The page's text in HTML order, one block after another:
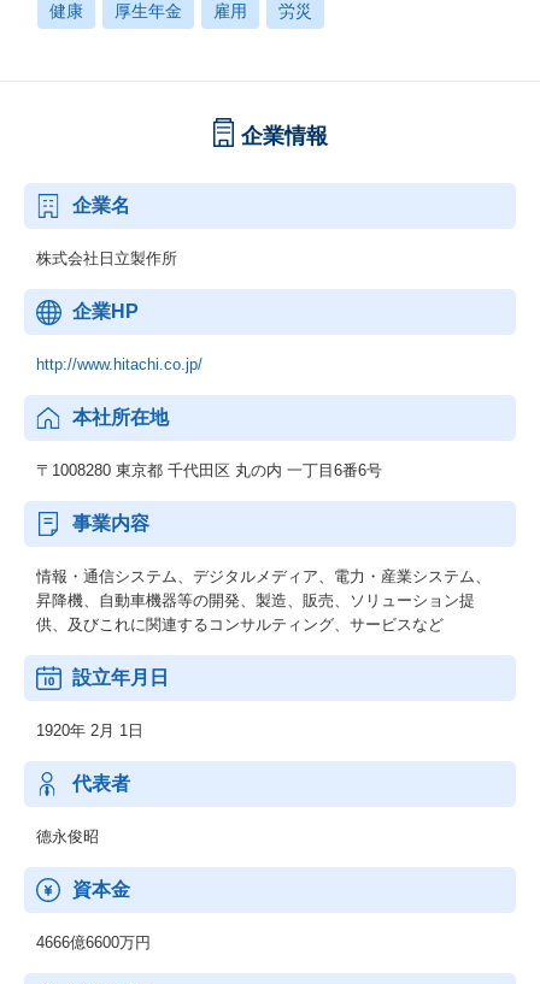
健康 厚生年金 雇用 労災
企業情報
企業名
株式会社日立製作所
企業HP
http://www.hitachi.co.jp/
本社所在地
〒1008280 東京都 千代田区 丸の内 一丁目6番6号
事業内容
情報・通信システム、デジタルメディア、電力・産業システム、
昇降機、自動車機器等の開発、製造、販売、ソリューション提
供、及びこれに関連するコンサルティング、サービスなど
設立年月日
1920年 2月 1日
代表者
德永俊昭
資本金
4666億6600万円